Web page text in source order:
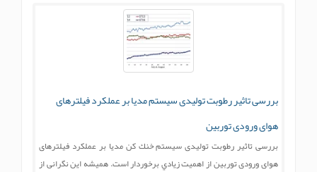
بررسی تاثير رطوبت توليدی سيستم مدیا بر عملكرد فيلترهای
هوای ورودی توربین
بررسی تاثير رطوبت توليدی سيستم خنك كن مدیا بر عملكرد فيلترهای
هوای ورودی توربین از اهميت زيادي برخوردار است. همیشه این نگرانی از